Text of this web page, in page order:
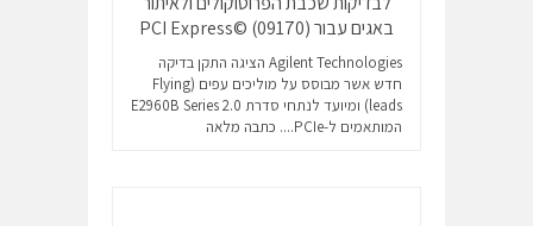
באגים עבור PCI Express© (09170)
Agilent Technologies הציגה התקן בדיקה
חדש אשר מבוסס על מוליכים עפים (Flying
leads) ומיועד לנתחי סדרת 2.0 E2960B Series
המותאמים ל-PCIe....
כתבה מלאה